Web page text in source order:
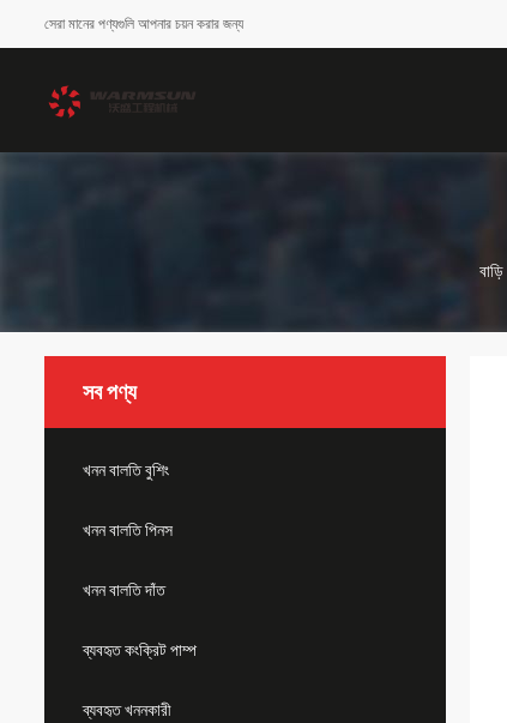
সেরা মানের পণ্যগুলি আপনার চয়ন করার জন্য
বাড়ি
সব পণ্য
খনন বালতি বুশিং
খনন বালতি পিনস
খনন বালতি দাঁত
ব্যবহৃত কংক্রিট পাম্প
ব্যবহৃত খননকারী